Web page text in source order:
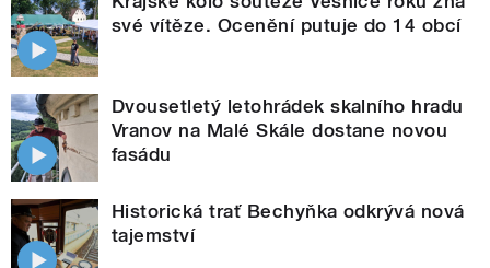
své vítěze. Ocenění putuje do 14 obcí
Dvousetletý letohrádek skalního hradu
Vranov na Malé Skále dostane novou
fasádu
Historická trať Bechyňka odkrývá nová
tajemství